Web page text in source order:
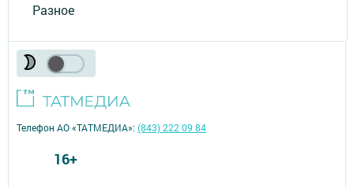
Разное
Телефон АО «ТАТМЕДИА»:(843) 222 09 84
16+